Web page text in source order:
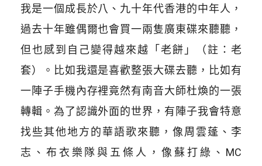
我是一個成長於八、九十年代香港的中年人，
過去十年雖偶爾也會買一兩隻廣東碟來聽聽，
但也感到自己變得越來越「老餅」（註：老
套）。比如我還是喜歡整張大碟去聽，比如有
一陣子手機內存裡竟然有南音大師杜煥的一張
轉輯。為了認識外面的世界，有陣子我會特意
找些其他地方的華語歌來聽，像周雲蓬、李
志、布衣樂隊與五條人，像蘇打綠、MC